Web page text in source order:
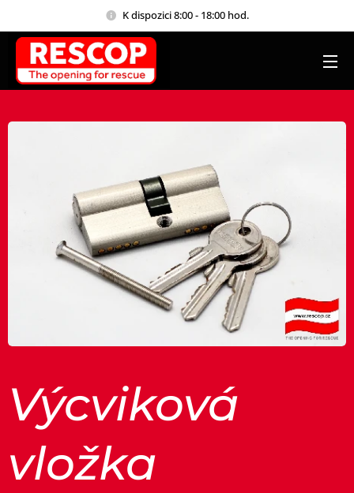
K dispozici 8:00 - 18:00 hod.
Výcviková
vložka